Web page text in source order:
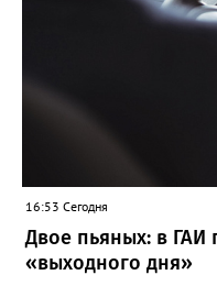
16:53 Сегодня
Двое пьяных: в ГАИ
«выходного дня»